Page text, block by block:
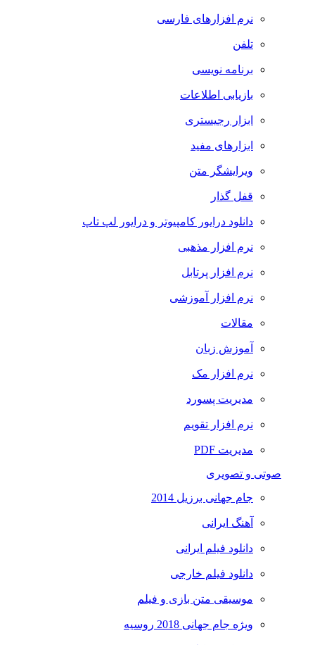
نرم افزارهای فارسی
تلفن
برنامه نویسی
بازیابی اطلاعات
ابزار رجیستری
ابزارهای مفید
ویرایشگر متن
قفل گذار
دانلود درایور کامپیوتر و درایور لپ تاپ
نرم افزار مذهبی
نرم افزار پرتابل
نرم افزار آموزشی
مقالات
آموزش زبان
نرم افزار مک
مدیریت پسورد
نرم افزار تقویم
مدیریت PDF
صوتی و تصویری
جام جهانی برزیل 2014
آهنگ ایرانی
دانلود فیلم ایرانی
دانلود فیلم خارجی
موسیقی متن بازی و فیلم
ویژه جام جهانی 2018 روسیه